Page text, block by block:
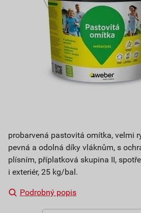
probarvená pastovitá omítka, velmi
pevná a odolná díky vláknům, s
plísním, příplatková skupina II,
i exteriér, 25 kg/bal.
Podrobný popis